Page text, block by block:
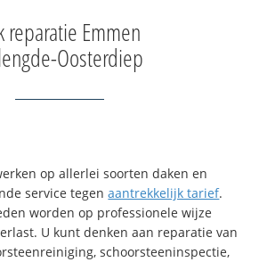
reparatie Emmen
Oosterdiep
op allerlei soorten daken en
service tegenaantrekkelijk tarief.
worden op professionele wijze
U kunt denken aan reparatie van
schoorsteeninspectie,